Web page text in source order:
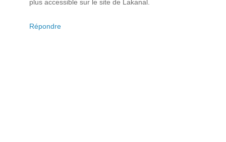
plus accessible sur le site de Lakanal.
Répondre